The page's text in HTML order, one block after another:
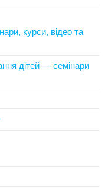
курси, відео та
дітей — семінари